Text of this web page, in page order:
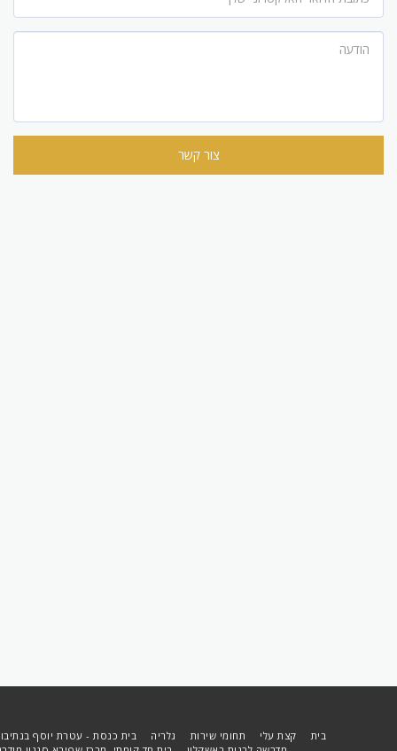
צור קשר
בית קצת עלי תחומי שירות גלריה
בית כנסת - עטרת יוסף בנתיבות